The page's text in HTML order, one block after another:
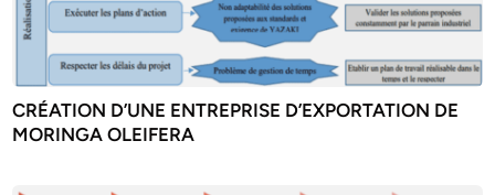
CRÉATION D’UNE ENTREPRISE D’EXPORTATION DE
MORINGA OLEIFERA